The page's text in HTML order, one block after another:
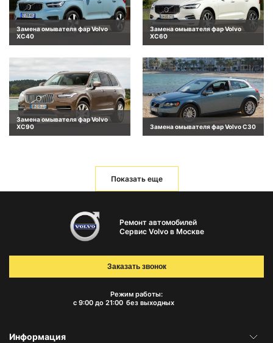
Замена омывателя фар Volvo
XC40
Замена омывателя фар Volvo
XC60
Замена омывателя фар Volvo
XC90
Замена омывателя фар Volvo C30
Показать еще
Ремонт автомобилей
Сервис Volvo в Москве
Режим работы:
с 9:00 до 21:00 без выходных
Заказать звонок
Информация